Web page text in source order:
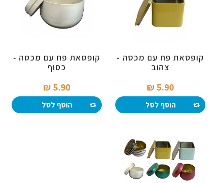
קופסאת פח עם מכסה -
צהוב
5.90 ₪‎
הוסף לסל
קופסאת פח עם מכסה -
כסוף
5.90 ₪‎
הוסף לסל